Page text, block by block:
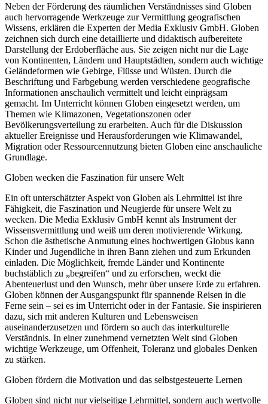
Neben der Förderung des räumlichen Verständnisses sind Globen
auch hervorragende Werkzeuge zur Vermittlung geografischen
Wissens, erklären die Experten der Media Exklusiv GmbH. Globen
zeichnen sich durch eine detaillierte und didaktisch aufbereitete
Darstellung der Erdoberfläche aus. Sie zeigen nicht nur die Lage
von Kontinenten, Ländern und Hauptstädten, sondern auch wichtige
Geländeformen wie Gebirge, Flüsse und Wüsten. Durch die
Beschriftung und Farbgebung werden verschiedene geografische
Informationen anschaulich vermittelt und leicht einprägsam
gemacht. Im Unterricht können Globen eingesetzt werden, um
Themen wie Klimazonen, Vegetationszonen oder
Bevölkerungsverteilung zu erarbeiten. Auch für die Diskussion
aktueller Ereignisse und Herausforderungen wie Klimawandel,
Migration oder Ressourcennutzung bieten Globen eine anschauliche
Grundlage.
Globen wecken die Faszination für unsere Welt
Ein oft unterschätzter Aspekt von Globen als Lehrmittel ist ihre
Fähigkeit, die Faszination und Neugierde für unsere Welt zu
wecken. Die Media Exklusiv GmbH kennt als Instrument der
Wissensvermittlung und weiß um deren motivierende Wirkung.
Schon die ästhetische Anmutung eines hochwertigen Globus kann
Kinder und Jugendliche in ihren Bann ziehen und zum Erkunden
einladen. Die Möglichkeit, fremde Länder und Kontinente
buchstäblich zu „begreifen“ und zu erforschen, weckt die
Abenteuerlust und den Wunsch, mehr über unsere Erde zu erfahren.
Globen können der Ausgangspunkt für spannende Reisen in die
Ferne sein – sei es im Unterricht oder in der Fantasie. Sie inspirieren
dazu, sich mit anderen Kulturen und Lebensweisen
auseinanderzusetzen und fördern so auch das interkulturelle
Verständnis. In einer zunehmend vernetzten Welt sind Globen
wichtige Werkzeuge, um Offenheit, Toleranz und globales Denken
zu stärken.
Globen fördern die Motivation und das selbstgesteuerte Lernen
Globen sind nicht nur vielseitige Lehrmittel, sondern auch wertvolle